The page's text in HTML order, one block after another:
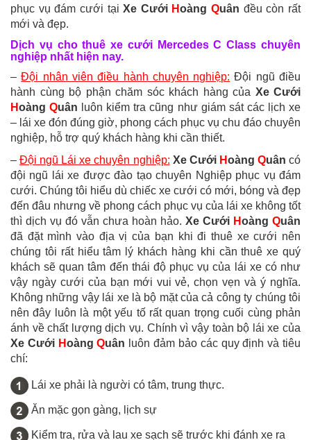
phục vụ đám cưới tạiXe Cưới HoàngQuân đều còn rất
mới và đẹp.
Dịch vụ cho thuê xe cưới MercedesC Class chuyên
nghiệp nhất hiện nay.
–Đội nhân viên điều hành chuyên nghiệp: Đội ngũ điều
hành cùng bộ phận chăm sóc khách hàng của Xe Cưới
HoàngQuân luôn kiểm tra cũng như giám sát các lịch xe
– lái xe đón đúng giờ, phong cách phục vụ chu đáo chuyên
nghiệp, hỗ trợ quý khách hàng khi cần thiết.
–Đội ngũ Lái xe chuyên nghiệp: Xe Cưới Hoàng Quân có
đội ngũ lái xe được đào tạo chuyên Nghiệp phục vụ đám
cưới. Chúng tôi hiểu dù chiếc xe cưới có mới, bóng và đẹp
đến đâu nhưng về phong cách phục vụ của lái xe không tốt
thì dịch vụ đó vẫn chưa hoàn hảo. Xe Cưới Hoàng Quân
đã đặt mình vào địa vị của bạn khi đi thuê xe cưới nên
chúng tôi rất hiểu tâm lý khách hàng khi cần thuê xe quý
khách sẽ quan tâm đến thái độ phục vụ của lái xe có như
vậy ngày cưới của bạn mới vui vẻ, chọn vẹn và ý nghĩa.
Không những vậy lái xe là bộ mặt của cả công ty chúng tôi
nên đây luôn là một yếu tố rất quan trọng cuối cùng phản
ánh về chất lượng dịch vụ. Chính vì vậy toàn bộ lái xe của
Xe Cưới HoàngQuân luôn đảm bảo các quy định và tiêu
chí:
Lái xe phải là người có tâm, trung thực.
Ăn mặc gọn gàng, lịch sự
Kiểm tra, rửa và lau xe sạch sẽ trước khi đánh xe ra